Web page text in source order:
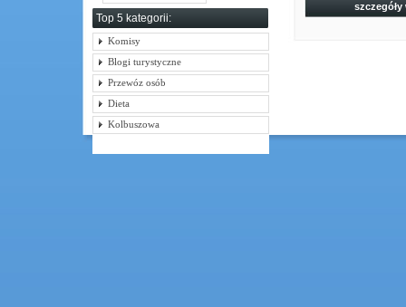
Top 5 kategorii:
Komisy
Blogi turystyczne
Przewóz osób
Dieta
Kolbuszowa